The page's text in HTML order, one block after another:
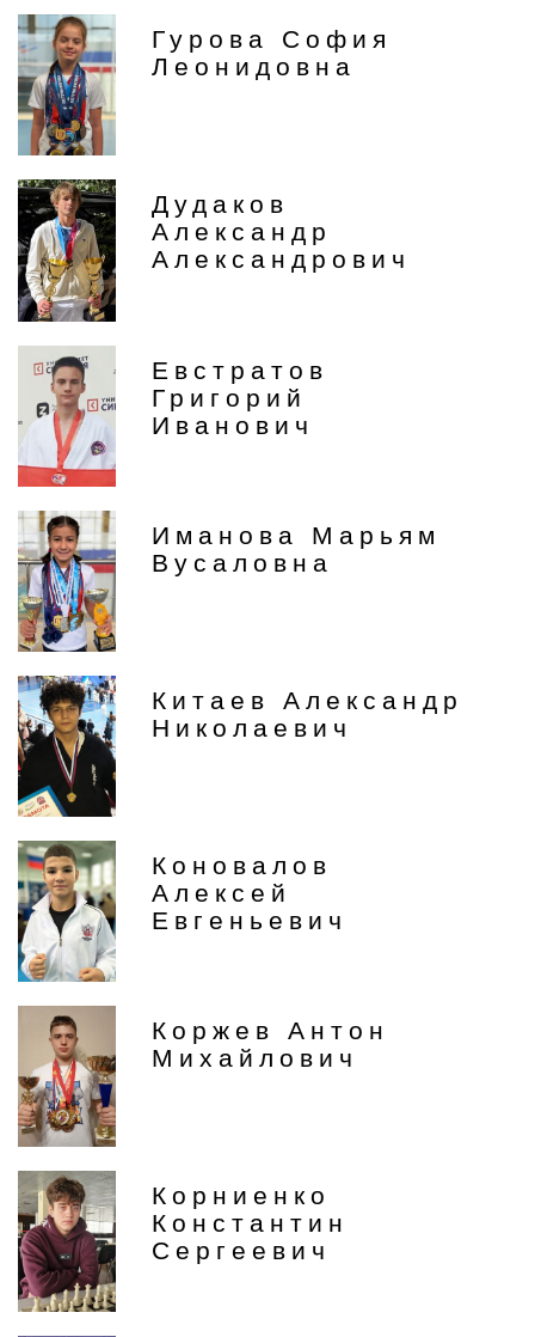
Гурова София
Леонидовна
Дудаков
Александр
Александрович
Евстратов
Григорий
Иванович
Иманова Марьям
Вусаловна
Китаев Александр
Николаевич
Коновалов
Алексей
Евгеньевич
Коржев Антон
Михайлович
Корниенко
Константин
Сергеевич